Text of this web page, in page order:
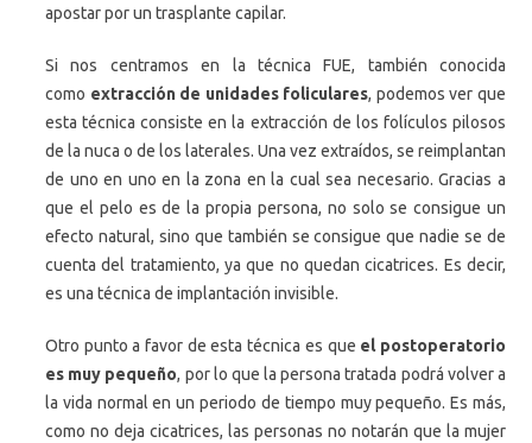
apostar por un trasplante capilar.
Si nos centramos en la técnica FUE, también conocida
como extracción de unidades foliculares, podemos ver que
esta técnica consiste en la extracción de los folículos pilosos
de la nuca o de los laterales. Una vez extraídos, se reimplantan
de uno en uno en la zona en la cual sea necesario. Gracias a
que el pelo es de la propia persona, no solo se consigue un
efecto natural, sino que también se consigue que nadie se de
cuenta del tratamiento, ya que no quedan cicatrices. Es decir,
es una técnica de implantación invisible.
Otro punto a favor de esta técnica es que el postoperatorio
es muy pequeño, por lo que la persona tratada podrá volver a
la vida normal en un periodo de tiempo muy pequeño. Es más,
como no deja cicatrices, las personas no notarán que la mujer